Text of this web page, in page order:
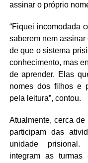
assinar o próprio
“Fiquei incomodada
saberem nem
de que o sistema
conhecimento, mas
de aprender. Elas
nomes dos filhos e
pela leitura”, contou.
Atualmente, cerca
participam das
unidade prisional.
integram as turmas